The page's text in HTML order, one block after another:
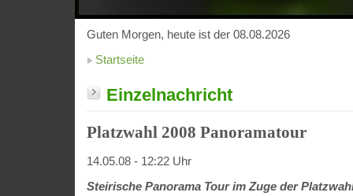
Guten Morgen, heute ist der 08.08.2026
Startseite
Einzelnachricht
Platzwahl 2008 Panoramatour
14.05.08 - 12:22 Uhr
Steirische Panorama Tour im Zuge der